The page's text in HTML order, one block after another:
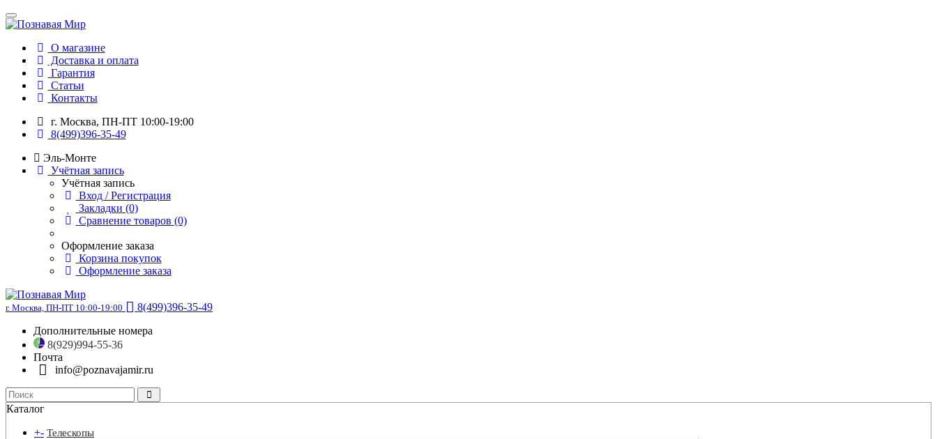
О магазине
Доставка и оплата
Гарантия
Статьи
Контакты
г. Москва, ПН-ПТ 10:00-19:00
8(499)396-35-49
Эль-Монте
Учётная запись
Учётная запись
Вход / Регистрация
Закладки (0)
Сравнение товаров (0)
Оформление заказа
Корзина покупок
Оформление заказа
г. Москва, ПН-ПТ 10:00-19:00
8(499)396-35-49
Дополнительные номера
8(929)994-55-36
Почта
info@poznavajamir.ru
Каталог
+- Телескопы